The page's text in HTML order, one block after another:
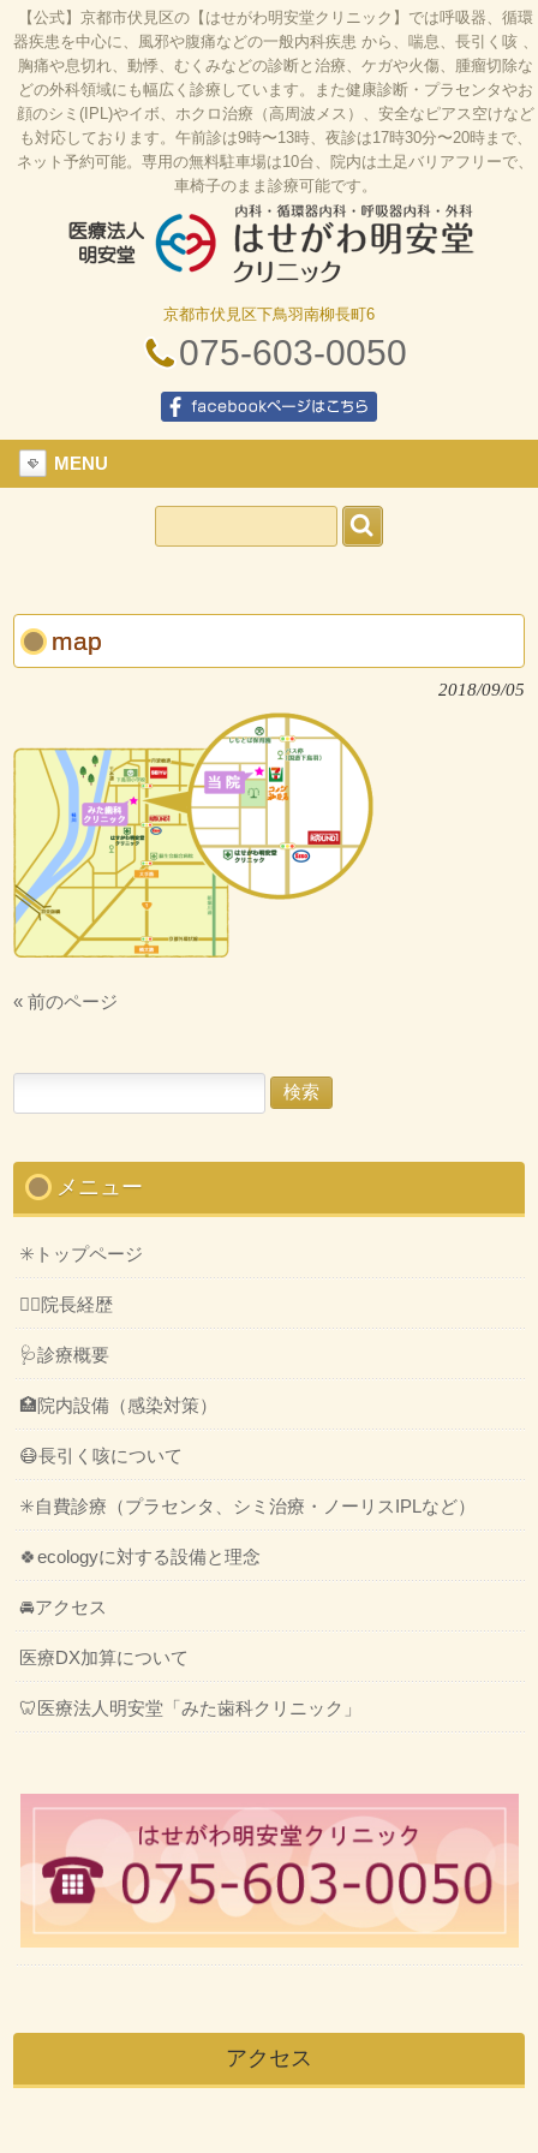
【公式】京都市伏見区の【はせがわ明安堂クリニック】では呼吸器、循環
器疾患を中心に、風邪や腹痛などの一般内科疾患 から、喘息、長引く咳 、
胸痛や息切れ、動悸、むくみなどの診断と治療、ケガや火傷、腫瘤切除な
どの外科領域にも幅広く診療しています。また健康診断・プラセンタやお
顔のシミ(IPL)やイボ、ホクロ治療（高周波メス）、安全なピアス空けなど
も対応しております。午前診は9時〜13時、夜診は17時30分〜20時まで、
ネット予約可能。専用の無料駐車場は10台、院内は土足バリアフリーで、
車椅子のまま診療可能です。
はせがわ明安堂クリニックの公式HP、京都市伏見
区の内科、呼吸器科、循環器科、外科の診療、オン
ライン診療、駐車場10台、web予約、バリアフリ
ー、プラセンタ
京都市伏見区下鳥羽南柳長町6
075-603-0050
MENU
map
2018/09/05
« 前のページ
索:
メニュー
✳️トップページ
👨‍⚕️院長経歴
🩺診療概要
🏥院内設備（感染対策）
😷長引く咳について
✳️自費診療（プラセンタ、シミ治療・ノーリスIPLなど）
🍀ecologyに対する設備と理念
🚘アクセス
医療DX加算について
🦷医療法人明安堂「みた歯科クリニック」
アクセス